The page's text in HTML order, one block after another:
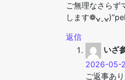
ご無理なさらず
します
返信
いざ
2026-05-
ご返事あ